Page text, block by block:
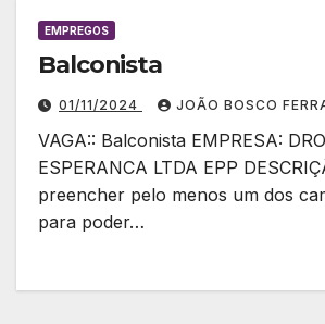
EMPREGOS
Balconista
01/11/2024 JOÃO BOSCO
VAGA:: Balconista EMPRESA:
ESPERANCA LTDA EPP
preencher pelo menos um dos
para poder…